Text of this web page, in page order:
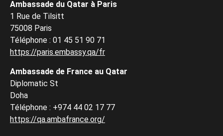
Ambassade du Qatar à Paris
1 Rue de Tilsitt
75008 Paris
Téléphone : 01 45 51 90 71
https://paris.embassy.qa/fr
Ambassade de France au Qatar
Diplomatic St
Doha
Téléphone : +974 44 02 17 77
https://qa.ambafrance.org/